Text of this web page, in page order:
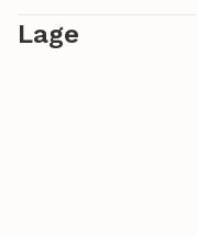
Lage